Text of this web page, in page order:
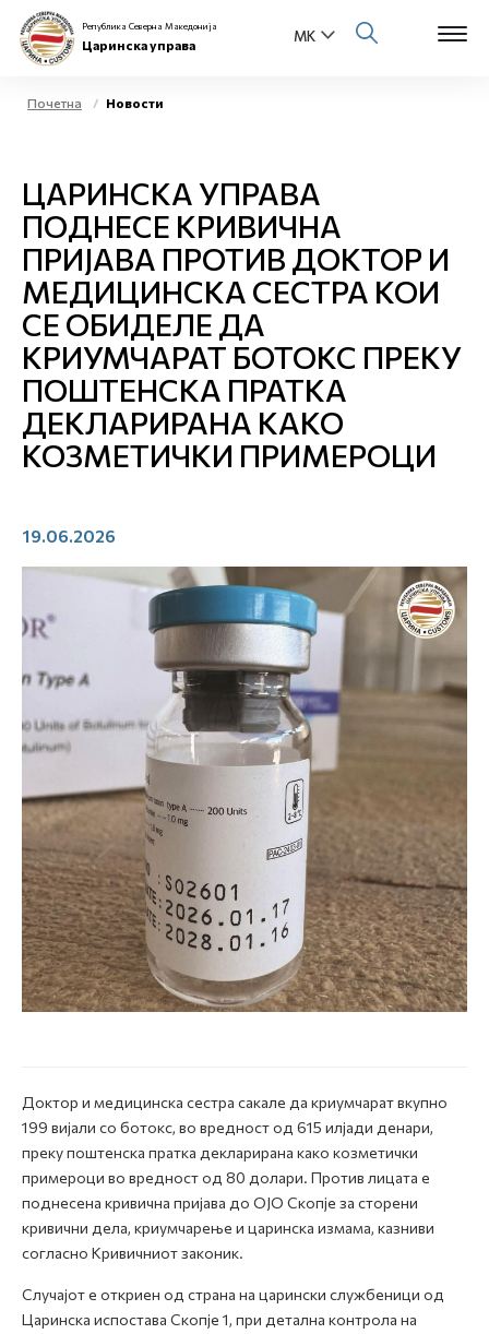
Физички лица
Open
Бизнис заедница
Open
Е-Царина
Open
Медиа центар
Контакт
Република Северна Македонија
Царинска управа
Почетна Новости
ЦАРИНСКА УПРАВА
ПОДНЕСЕ КРИВИЧНА
ПРИЈАВА ПРОТИВ ДОКТОР И
МЕДИЦИНСКА СЕСТРА КОИ
СЕ ОБИДЕЛЕ ДА
КРИУМЧАРАТ БОТОКС ПРЕКУ
ПОШТЕНСКА ПРАТКА
ДЕКЛАРИРАНА КАКО
КОЗМЕТИЧКИ ПРИМЕРОЦИ
19.06.2026
Доктор и медицинска сестра сакале да криумчарат вкупно
199 вијали со ботокс, во вредност од 615 илјади денари,
преку поштенска пратка декларирана како козметички
примероци во вредност од 80 долари. Против лицата е
поднесена кривична пријава до ОЈО Скопје за сторени
кривични дела, криумчарење и царинска измама, казниви
согласно Кривичниот законик.
Случајот е откриен од страна на царински службеници од
Царинска испостава Скопје 1, при детална контрола на